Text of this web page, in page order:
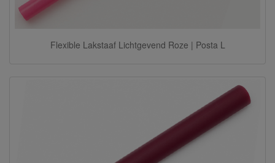
Flexible Lakstaaf Lichtgevend Roze | Posta L